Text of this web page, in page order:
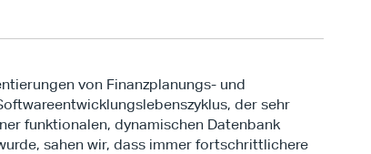
von Finanzplanungs- und
der sehr
funktionalen, dynamischen Datenbank
sahen wir, dass immer fortschrittlichere